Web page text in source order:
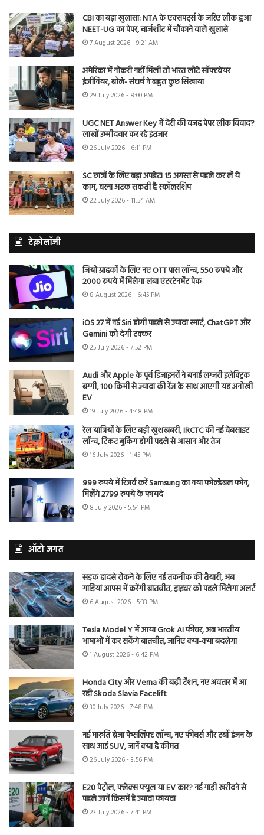
CBI का बड़ा खुलासा: NTA के एक्सपर्ट्स के जरिए लीक हुआ
NEET-UG का पेपर, चार्जशीट में चौंकाने वाले खुलासे
7 August 2026 - 9:21 AM
अमेरिका में नौकरी नहीं मिली तो भारत लौटे सॉफ्टवेयर
इंजीनियर, बोले- संघर्ष ने बहुत कुछ सिखाया
29 July 2026 - 8:00 PM
UGC NET Answer Key में देरी की वजह पेपर लीक विवाद?
लाखों उम्मीदवार कर रहे इंतजार
26 July 2026 - 6:11 PM
SC छात्रों के लिए बड़ा अपडेट! 15 अगस्त से पहले कर लें ये
काम, वरना अटक सकती है स्कॉलरशिप
22 July 2026 - 11:54 AM
टेक्नोलॉजी
जियो ग्राहकों के लिए नए OTT पास लॉन्च, 550 रुपये और
2000 रुपये में मिलेगा लंबा एंटरटेनमेंट पैक
8 August 2026 - 6:45 PM
iOS 27 में नई Siri होगी पहले से ज्यादा स्मार्ट, ChatGPT और
Gemini को देगी टक्कर
25 July 2026 - 7:52 PM
Audi और Apple के पूर्व डिजाइनरों ने बनाई लग्जरी इलेक्ट्रिक
बग्गी, 100 किमी से ज्यादा की रेंज के साथ आएगी यह अनोखी
EV
19 July 2026 - 4:48 PM
रेल यात्रियों के लिए बड़ी खुशखबरी, IRCTC की नई वेबसाइट
लॉन्च, टिकट बुकिंग होगी पहले से आसान और तेज
16 July 2026 - 1:45 PM
999 रुपये में रिजर्व करें Samsung का नया फोल्डेबल फोन,
मिलेंगे 2799 रुपये के फायदे
8 July 2026 - 5:54 PM
ऑटो जगत
सड़क हादसे रोकने के लिए नई तकनीक की तैयारी, अब
गाड़ियां आपस में करेंगी बातचीत, ड्राइवर को पहले मिलेगा अलर्ट
6 August 2026 - 5:33 PM
Tesla Model Y में आया Grok AI फीचर, अब भारतीय
भाषाओं में कर सकेंगे बातचीत, जानिए क्या-क्या बदलेगा
1 August 2026 - 6:42 PM
Honda City और Verna की बढ़ी टेंशन, नए अवतार में आ
रही Skoda Slavia Facelift
30 July 2026 - 7:48 PM
नई मारुति ब्रेजा फेसलिफ्ट लॉन्च, नए फीचर्स और टर्बो इंजन के
साथ आई SUV, जानें क्या है कीमत
26 July 2026 - 3:56 PM
E20 पेट्रोल, फ्लेक्स फ्यूल या EV कार? नई गाड़ी खरीदने से
पहले जानें किसमें है ज्यादा फायदा
23 July 2026 - 7:41 PM